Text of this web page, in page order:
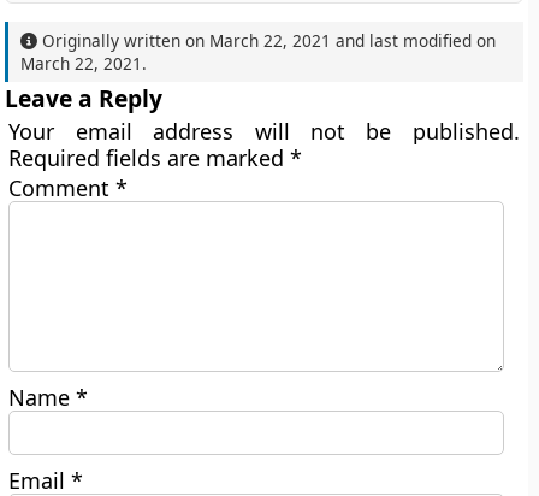
Originally written on March 22, 2021 and last modified on
March 22, 2021 .
Leave a Reply
Your email address will not be published.
Required fields are marked*
Comment*
Name*
Email*